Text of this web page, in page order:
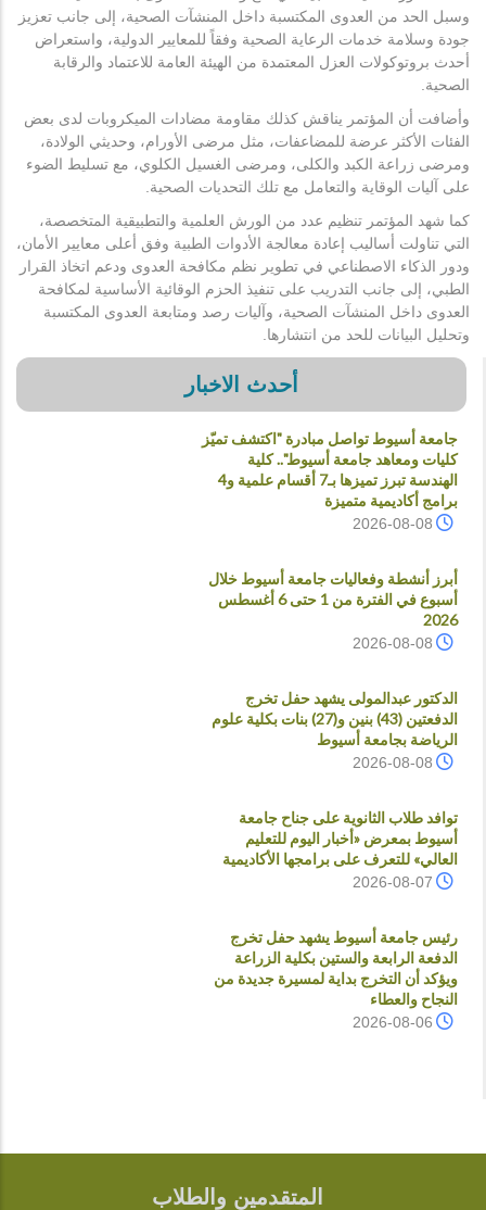
وسبل الحد من العدوى المكتسبة داخل المنشآت الصحية، إلى جانب تعزيز
جودة وسلامة خدمات الرعاية الصحية وفقاً للمعايير الدولية، واستعراض
أحدث بروتوكولات العزل المعتمدة من الهيئة العامة للاعتماد والرقابة
الصحية.
وأضافت أن المؤتمر يناقش كذلك مقاومة مضادات الميكروبات لدى بعض
الفئات الأكثر عرضة للمضاعفات، مثل مرضى الأورام، وحديثي الولادة،
ومرضى زراعة الكبد والكلى، ومرضى الغسيل الكلوي، مع تسليط الضوء
على آليات الوقاية والتعامل مع تلك التحديات الصحية.
كما شهد المؤتمر تنظيم عدد من الورش العلمية والتطبيقية المتخصصة،
التي تناولت أساليب إعادة معالجة الأدوات الطبية وفق أعلى معايير الأمان،
ودور الذكاء الاصطناعي في تطوير نظم مكافحة العدوى ودعم اتخاذ القرار
الطبي، إلى جانب التدريب على تنفيذ الحزم الوقائية الأساسية لمكافحة
العدوى داخل المنشآت الصحية، وآليات رصد ومتابعة العدوى المكتسبة
وتحليل البيانات للحد من انتشارها.
أحدث الاخبار
جامعة أسيوط تواصل مبادرة "اكتشف تميّز
كليات ومعاهد جامعة أسيوط".. كلية
الهندسة تبرز تميزها بـ7 أقسام علمية و4
برامج أكاديمية متميزة
2026-08-08
أبرز أنشطة وفعاليات جامعة أسيوط خلال
أسبوع في الفترة من 1 حتى 6 أغسطس
2026
2026-08-08
الدكتور عبدالمولى يشهد حفل تخرج
الدفعتين (43) بنين و(27) بنات بكلية علوم
الرياضة بجامعة أسيوط
2026-08-08
توافد طلاب الثانوية على جناح جامعة
أسيوط بمعرض «أخبار اليوم للتعليم
العالي» للتعرف على برامجها الأكاديمية
2026-08-07
رئيس جامعة أسيوط يشهد حفل تخرج
الدفعة الرابعة والستين بكلية الزراعة
ويؤكد أن التخرج بداية لمسيرة جديدة من
النجاح والعطاء
2026-08-06
FOOTER
المتقدمين والطلاب